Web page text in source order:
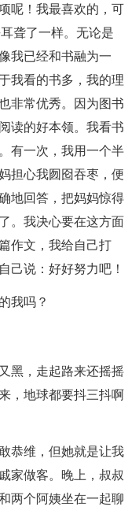
呢！我最喜欢的，可
聋了一样。无论是
我已经和书融为一
我看的书多，我的理
非常优秀。因为图书
读的好本领。我看书
有一次，我用一个半
担心我囫囵吞枣，便
地回答，把妈妈惊得
。我决心要在这方面
作文，我给自己打
己说：好好努力吧！
我吗？
黑，走起路来还摇摇
，地球都要抖三抖啊
恭维，但她就是让我
家做客。晚上，叔叔
两个阿姨坐在一起聊